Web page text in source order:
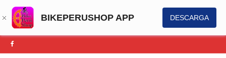
BIKEPERUSHOP APP DESCARGA
Saltar
al